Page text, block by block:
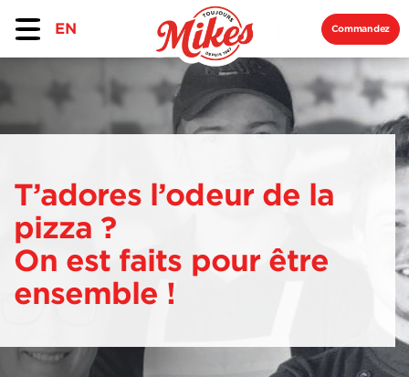
EN Commandez
T’adores l’odeur de la
pizza ?
On est faits pour être
ensemble !